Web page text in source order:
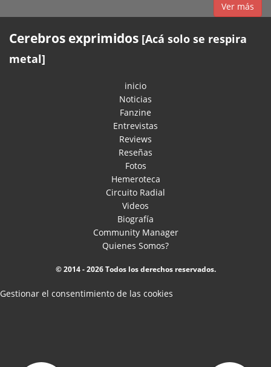
Ver más
Cerebros exprimidos [Acá solo se respira
metal]
inicio
Noticias
Fanzine
Entrevistas
Reviews
Reseñas
Fotos
Hemeroteca
Circuito Radial
Videos
Biografía
Community Manager
Quienes Somos?
© 2014 - 2026 Todos los derechos reservados.
Gestionar el consentimiento de las cookies